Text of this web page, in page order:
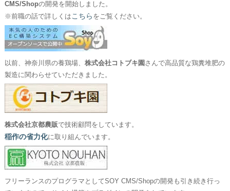
CMS/Shopの開発を開始しました。
※前職の話で詳しくは こちら をご覧ください。
以前、神奈川県の養鶏場、 株式会社コトブキ園 さんで高品質な鶏糞堆肥の
製造に関わらせていただきました。
株式会社京都農販で技術顧問をしています。
稲作の省力化に取り組んでいます。
フリーランスのプログラマとしてSOY CMS/Shopの開発も引き続き行っ